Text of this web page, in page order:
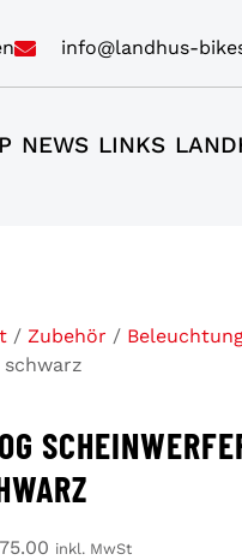
info@landhus-
NEWS LINKS
/ Zubehör /
schwarz
75.00 inkl. MwSt